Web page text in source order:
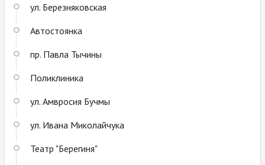
ул. Березняковская
Автостоянка
пр. Павла Тычины
Поликлиника
ул. Амвросия Бучмы
ул. Ивана Миколайчука
Театр "Берегиня"